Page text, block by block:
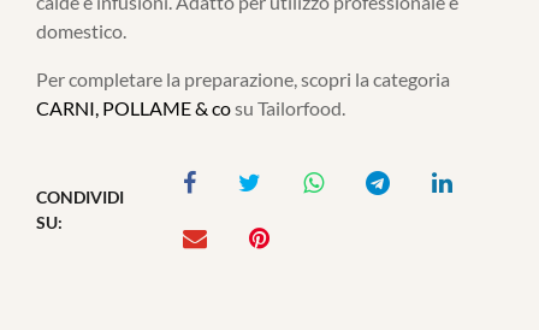
domestico.
Per completare la preparazione, scopri la categoria
CARNI, POLLAME & cosu Tailorfood.
CONDIVIDI
SU: